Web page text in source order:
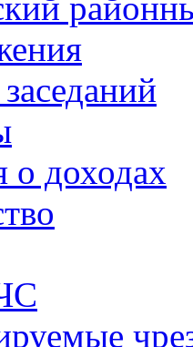
о доходах